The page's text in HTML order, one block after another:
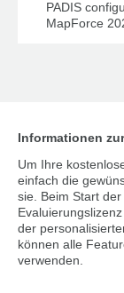
PADIS
MapForce
Informationen
Um Ihre
einfach die
sie. Beim Start
der
können alle
verwenden.